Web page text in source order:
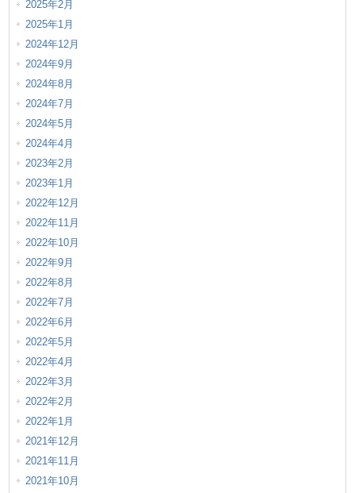
2025年2月
2025年1月
2024年12月
2024年9月
2024年8月
2024年7月
2024年5月
2024年4月
2023年2月
2023年1月
2022年12月
2022年11月
2022年10月
2022年9月
2022年8月
2022年7月
2022年6月
2022年5月
2022年4月
2022年3月
2022年2月
2022年1月
2021年12月
2021年11月
2021年10月